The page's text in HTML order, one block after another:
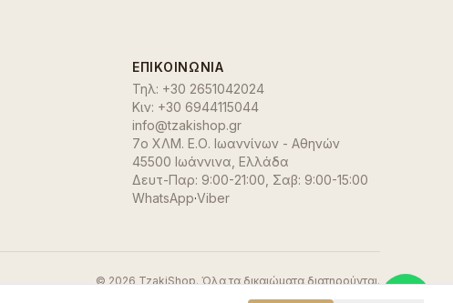
ΕΠΙΚΟΙΝΩΝΊΑ
Τηλ: +30 2651042024
Κιν: +30 6944115044
info@tzakishop.gr
7ο ΧΛΜ. Ε.Ο. Ιωαννίνων - Αθηνών
45500 Ιωάννινα Ελλάδα
Δευτ-Παρ: 9:00-21:00, Σαβ: 9:00-15:00
WhatsApp·Viber
© 2026 TzakiShop. Όλα τα δικαιώματα διατηρούνται.